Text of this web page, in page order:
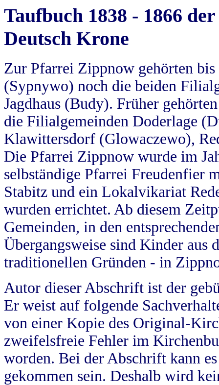
Taufbuch 1838 - 1866
Deutsch Krone
Zur Pfarrei Zippnow gehörten
(Sypnywo) noch die beiden
Jagdhaus (Budy). Früher
die Filialgemeinden Doderlage
Klawittersdorf (Glowaczewo),
Die Pfarrei Zippnow wurde im
selbständige Pfarrei Freudenfier
Stabitz und ein Lokalvikariat
wurden errichtet. Ab diesem
Gemeinden, in den
Übergangsweise sind Kinder aus
traditionellen Gründen - in
Autor dieser Abschrift ist der
Er weist auf folgende
von einer Kopie des Original-
zweifelsfreie Fehler im
worden. Bei der Abschrift kann
gekommen sein. Deshalb wird